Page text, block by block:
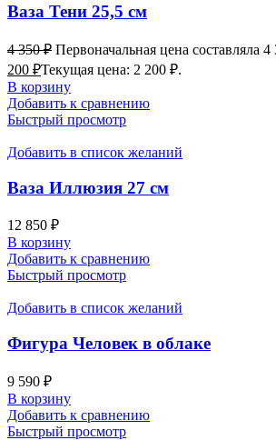
Ваза Тени 25,5 см
4 350₽ Первоначальная цена составляла 4
200 ₽Текущая цена: 2 200 ₽.
В корзину
Добавить к сравнению
Быстрый просмотр
Добавить в список желаний
Ваза Иллюзия 27 см
12 850 ₽
В корзину
Добавить к сравнению
Быстрый просмотр
Добавить в список желаний
Фигура Человек в облаке
9 590 ₽
В корзину
Добавить к сравнению
Быстрый просмотр